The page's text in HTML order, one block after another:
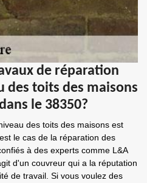
de réparation
des toits des maisons
le 38350?
des toits des maisons est
le cas de la réparation des
à des experts comme L&A
d'un couvreur qui a la réputation
de travail. Si vous voulez des